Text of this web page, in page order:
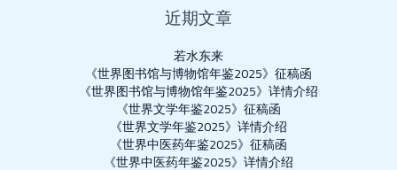
近期文章
若水东来
《世界图书馆与博物馆年鉴2025》征稿函
《世界图书馆与博物馆年鉴2025》详情介绍
《世界文学年鉴2025》征稿函
《世界文学年鉴2025》详情介绍
《世界中医药年鉴2025》征稿函
《世界中医药年鉴2025》详情介绍